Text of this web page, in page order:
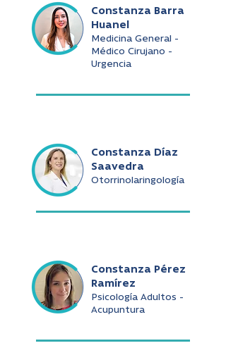
Constanza Barra
Huanel
Medicina General -
Médico Cirujano -
Urgencia
Constanza Díaz
Saavedra
Otorrinolaringología
Constanza Pérez
Ramírez
Psicología Adultos -
Acupuntura